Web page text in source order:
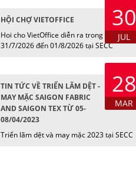
30
JUL
HỘI CHỢ VIETOFFICE
Hoi cho VietOffice diễn ra trong các ngày
31/7/2026 đến 01/8/2026 tại SECC
28
MAR
TIN TỨC VỀ TRIỂN LÃM DỆT -
MAY MẶC SAIGON FABRIC
AND SAIGON TEX TỪ 05-
08/04/2023
Triển lãm dệt và may mặc 2023 tại SECC